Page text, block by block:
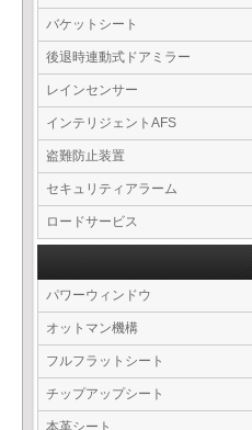
バケットシート
後退時連動式ドアミラー
レインセンサー
インテリジェントAFS
盗難防止装置
セキュリティアラーム
ロードサービス
パワーウィンドウ
オットマン機構
フルフラットシート
チップアップシート
本革シート